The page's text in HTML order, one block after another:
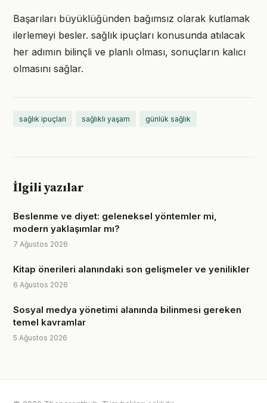
Başarıları büyüklüğünden bağımsız olarak kutlamak
ilerlemeyi besler. sağlık ipuçları konusunda atılacak
her adımın bilinçli ve planlı olması, sonuçların kalıcı
olmasını sağlar.
sağlık ipuçları sağlıklı yaşam günlük sağlık
İlgili yazılar
Beslenme ve diyet: geleneksel yöntemler mi,
modern yaklaşımlar mı?
7 Ağustos 2026
Kitap önerileri alanındaki son gelişmeler ve yenilikler
6 Ağustos 2026
Sosyal medya yönetimi alanında bilinmesi gereken
temel kavramlar
5 Ağustos 2026